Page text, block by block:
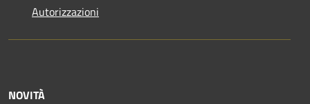
Autorizzazioni
NOVITÀ